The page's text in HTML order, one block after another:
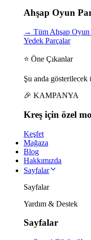
Ahşap Oyun
→ Tüm Ahşap Oyun
Yedek Parçalar
⭐ Öne Çıkanlar
Şu anda gösterilecek
🎉 KAMPANYA
Kreş için özel
Keşfet
Mağaza
Blog
Hakkımızda
Sayfalar
Sayfalar
Yardım & Destek
Sayfalar